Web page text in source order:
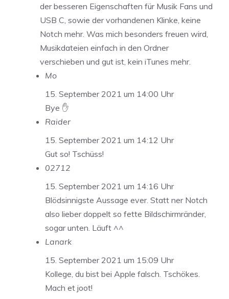
der besseren Eigenschaften für Musik Fans und
USB C, sowie der vorhandenen Klinke, keine
Notch mehr. Was mich besonders freuen wird,
Musikdateien einfach in den Ordner
verschieben und gut ist, kein iTunes mehr.
Mo
15. September 2021 um 14:00 Uhr
Bye ✋
Raider
15. September 2021 um 14:12 Uhr
Gut so! Tschüss!
02712
15. September 2021 um 14:16 Uhr
Blödsinnigste Aussage ever. Statt ner Notch
also lieber doppelt so fette Bildschirmränder,
sogar unten. Läuft ^^
Lanark
15. September 2021 um 15:09 Uhr
Kollege, du bist bei Apple falsch. Tschökes.
Mach et joot!